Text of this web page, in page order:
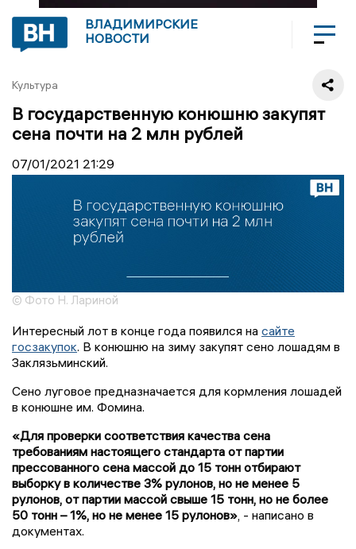
ВЛАДИМИРСКИЕ
НОВОСТИ
Культура
В государственную конюшню закупят
сена почти на 2 млн рублей
07/01/2021 21:29
© Фото Н. Лариной
Интересный лот в конце года появился на сайте
госзакупок. В конюшню на зиму закупят сено лошадям в
Заклязьминский.
Сено луговое предназначается для кормления лошадей
в конюшне им. Фомина.
«Для проверки соответствия качества сена
требованиям настоящего стандарта от партии
прессованного сена массой до 15 тонн отбирают
выборку в количестве 3% рулонов, но не менее 5
рулонов, от партии массой свыше 15 тонн, но не более
50 тонн – 1%, но не менее 15 рулонов», - написано в
документах.